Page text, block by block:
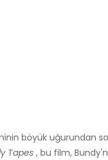
böyük uğurundan
Tapes , bu film,